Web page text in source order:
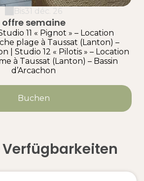
Bis31 déc. 26
offre semaine
11 « Pignot » – Location
plage à Taussat (Lanton) –
Studio 12 « Pilotis » – Location
à Taussat (Lanton) – Bassin
d’Arcachon
Buchen
Verfügbarkeiten